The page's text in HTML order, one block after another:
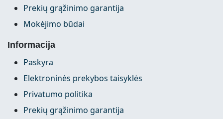
Prekių grąžinimo garantija
Mokėjimo būdai
Informacija
Paskyra
Elektroninės prekybos taisyklės
Privatumo politika
Prekių grąžinimo garantija